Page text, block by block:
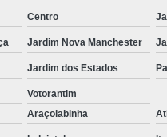
Centro
Jardim Nova Manchester
Jardim dos Estados
Votorantim
Araçoiabinha